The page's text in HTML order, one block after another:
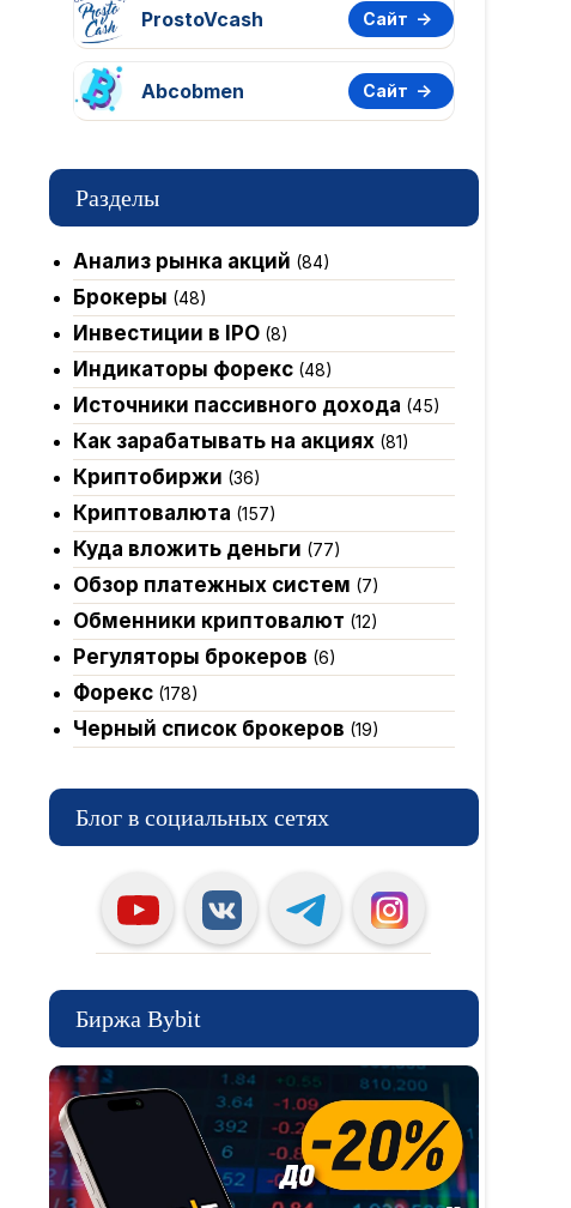
ProstoVcash Сайт
Abcobmen Сайт
Разделы
Анализ рынка акций (84)
Брокеры (48)
Инвестиции в IPO(8)
Индикаторы форекс(48)
Источники пассивного дохода (45)
Как зарабатывать на акциях(81)
Криптобиржи (36)
Криптовалюта (157)
Куда вложить деньги (77)
Обзор платежных систем (7)
Обменники криптовалют (12)
Регуляторы брокеров (6)
Форекс(178)
Черный список брокеров (19)
Блог в социальных сетях
Биржа Bybit